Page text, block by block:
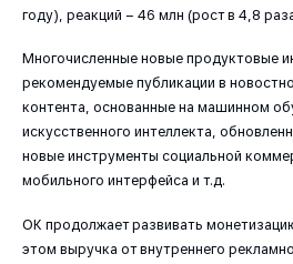
году), реакций – 46 млн (рост в 4,8
Многочисленные новые продуктовые
рекомендуемые публикации в
контента, основанные на машинном
искусственного интеллекта,
новые инструменты социальной
мобильного интерфейса и т.д.
OK продолжает развивать
этом выручка от внутреннего